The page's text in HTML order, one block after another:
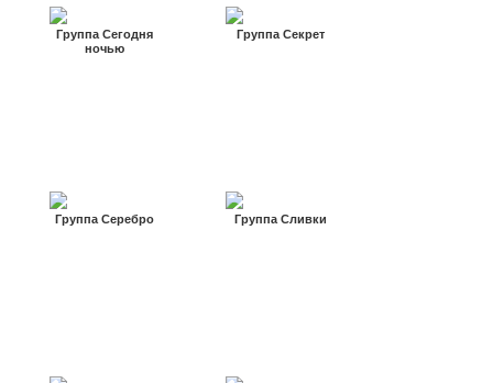
Группа Сегодня
ночью
Группа Секрет
Группа Серебро Группа Сливки